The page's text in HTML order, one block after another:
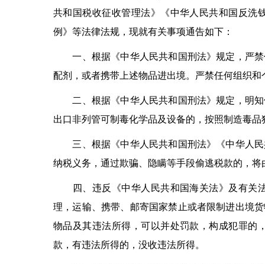
共和国税收征收管理法》《中华人民共和国反洗
例》等法律法规，现就有关事项通告如下：
一、根据《中华人民共和国刑法》规定，严禁
配剂，或者携带上述物品进出境。严禁任何组织
二、根据《中华人民共和国刑法》规定，明知
出口非列管可制毒化学品及设备的，按照制造毒品
三、根据《中华人民共和国刑法》《中华人民
纳税义务，通过欺骗、隐瞒等手段偷逃税款的，
四、违反《中华人民共和国海关法》及有关法
理，运输、携带、邮寄国家禁止或者限制进出境
物品及其违法所得，可以并处罚款，构成犯罪的
款，有违法所得的，没收违法所得。